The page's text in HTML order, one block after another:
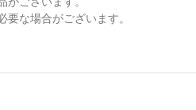
な場合がございます。